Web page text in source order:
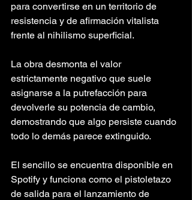
para convertirse en un territorio de
resistencia y de afirmación vitalista
frente al nihilismo superficial.
La obra desmonta el valor
estrictamente negativo que suele
asignarse a la putrefacción para
devolverle su potencia de cambio,
demostrando que algo persiste cuando
todo lo demás parece extinguido.
El sencillo se encuentra disponible en
Spotify y funciona como el pistoletazo
de salida para el lanzamiento de